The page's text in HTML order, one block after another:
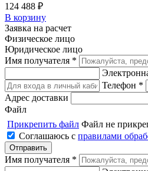
124 488 ₽
В корзину
Заявка на расчет
Физическое лицо
Юридическое лицо
Имя получателя *
Телефон *
Адрес доставки
Файл
Прикрепить файл Файл не
Соглашаюсь с правилами
Имя получателя *